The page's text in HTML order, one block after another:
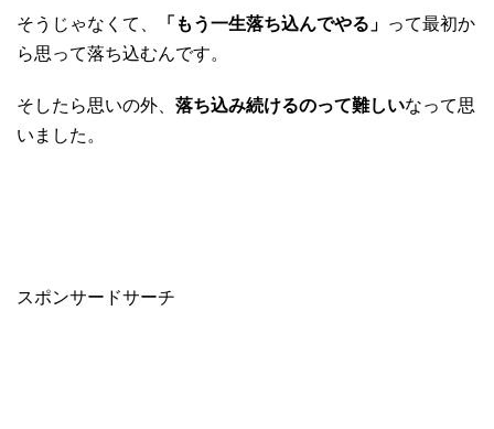
そうじゃなくて、 「もう一生落ち込んでやる」 って最初か
ら思って落ち込むんです。
そしたら思いの外、 落ち込み続けるのって難しいなって思
いました。
スポンサードサーチ